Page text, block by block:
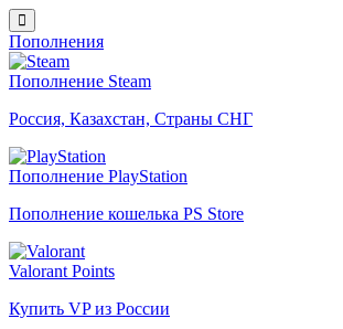
Пополнения
Пополнение Steam
Россия, Казахстан, Страны СНГ
Пополнение PlayStation
Пополнение кошелька PS Store
Valorant Points
Купить VP из России